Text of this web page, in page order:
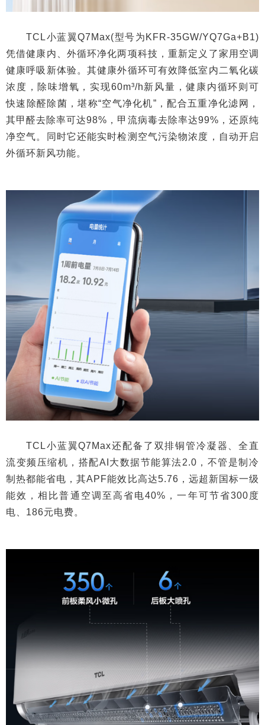
TCL小蓝翼Q7Max(型号为KFR-35GW/YQ7Ga+B1)
凭借健康内、外循环净化两项科技，重新定义了家用空调
健康呼吸新体验。其健康外循环可有效降低室内二氧化碳
浓度，除味增氧，实现60m³/h新风量，健康内循环则可
快速除醛除菌，堪称“空气净化机”，配合五重净化滤网，
其甲醛去除率可达98%，甲流病毒去除率达99%，还原纯
净空气。同时它还能实时检测空气污染物浓度，自动开启
外循环新风功能。
TCL小蓝翼Q7Max还配备了双排铜管冷凝器、全直
流变频压缩机，搭配AI大数据节能算法2.0，不管是制冷
制热都能省电，其APF能效比高达5.76，远超新国标一级
能效，相比普通空调至高省电40%，一年可节省300度
电、186元电费。